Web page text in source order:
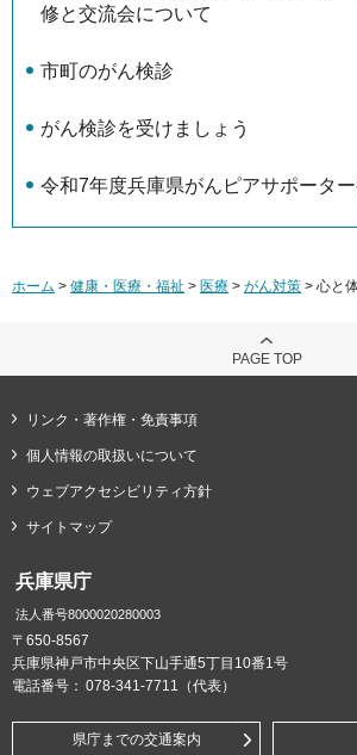
修と交流会について
市町のがん検診
がん検診を受けましょう
令和7年度兵庫県がんピアサポータ
ホーム > 健康・医療・福祉 > 医療 > がん対策 > 心と
PAGE TOP
リンク・著作権・免責事項
個人情報の取扱いについて
ウェブアクセシビリティ方針
サイトマップ
兵庫県庁
法人番号8000020280003
〒650-8567
兵庫県神戸市中央区下山手通5丁目10番1号
電話番号： 078-341-7711（代表）
県庁までの交通案内